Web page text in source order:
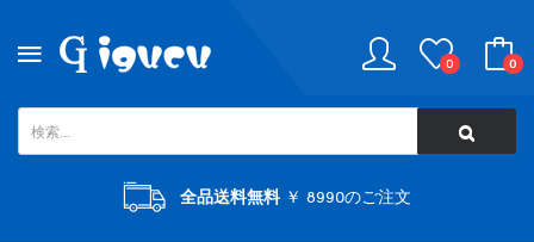
0 0
全品送料無料￥ 8990のご注文